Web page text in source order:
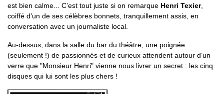
est bien calme... C’est tout juste si on remarque Henri Texier,
coiffé d’un de ses célèbres bonnets, tranquillement assis, en
conversation avec un journaliste local.
Au-dessus, dans la salle du bar du théâtre, une poignée
(seulement !) de passionnés et de curieux attendent autour d’un
verre que "Monsieur Henri" vienne nous livrer un secret : les cinq
disques qui lui sont les plus chers !